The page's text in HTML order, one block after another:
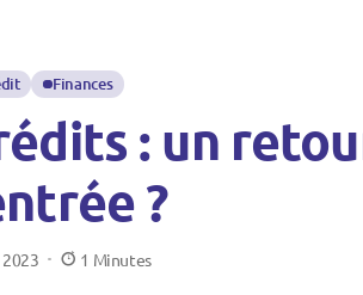
Finances
: un
?
1 Minutes